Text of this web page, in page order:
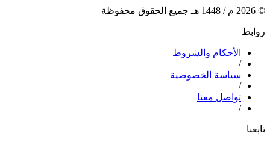
©
2026 م / 1448 هـ جميع الحقوق محفوظة
روابط
الأحكام والشروط
/
سياسة الخصوصية
/
تواصل معنا
/
تابعنا